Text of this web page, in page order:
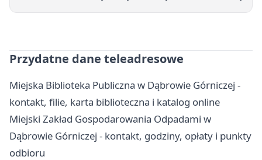
Przydatne dane teleadresowe
Miejska Biblioteka Publiczna w Dąbrowie Górniczej -
kontakt, filie, karta biblioteczna i katalog online
Miejski Zakład Gospodarowania Odpadami w
Dąbrowie Górniczej - kontakt, godziny, opłaty i punkty
odbioru